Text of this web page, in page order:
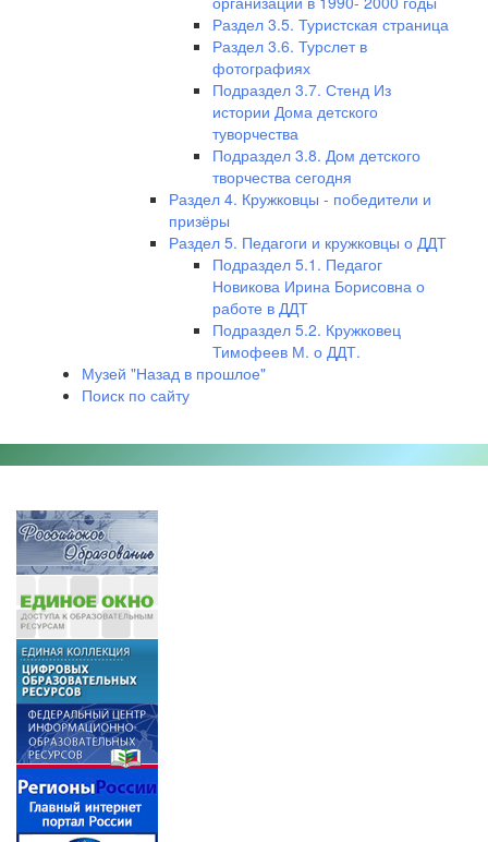
Раздел 3.5. Туристская страница
Раздел 3.6. Турслет в
фотографиях
Подраздел 3.7. Стенд Из
истории Дома детского
туворчества
Подраздел 3.8. Дом детского
творчества сегодня
Раздел 4. Кружковцы - победители и
призёры
Раздел 5. Педагоги и кружковцы о ДДТ
Подраздел 5.1. Педагог
Новикова Ирина Борисовна о
работе в ДДТ
Подраздел 5.2. Кружковец
Тимофеев М. о ДДТ.
Музей "Назад в прошлое"
Поиск по сайту